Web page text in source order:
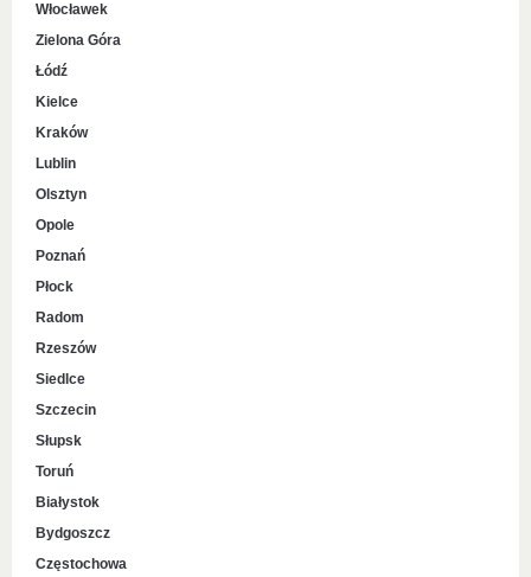
Włocławek
Zielona Góra
Łódź
Kielce
Kraków
Lublin
Olsztyn
Opole
Poznań
Płock
Radom
Rzeszów
Siedlce
Szczecin
Słupsk
Toruń
Białystok
Bydgoszcz
Częstochowa